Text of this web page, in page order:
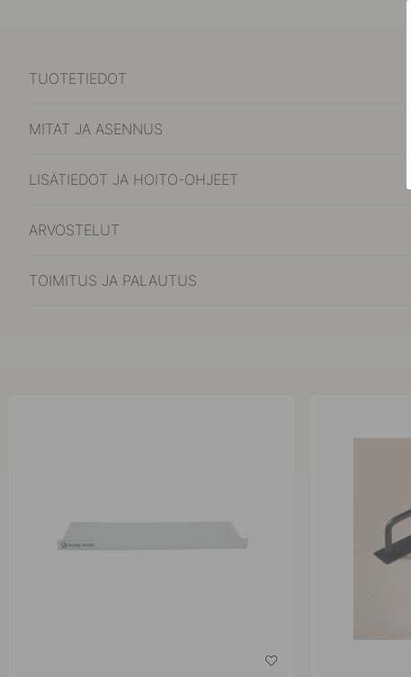
TUOTETIEDOT
MITAT JA ASENNUS
LISÄTIEDOT JA HOITO-OHJEET
ARVOSTELUT
TOIMITUS JA PALAUTUS